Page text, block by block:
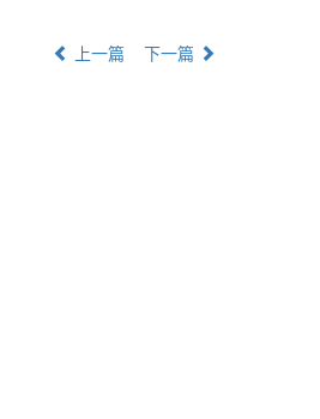
上一篇 下一篇